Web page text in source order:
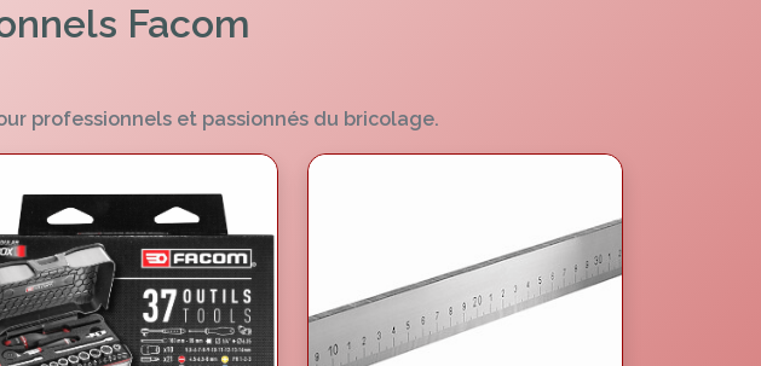
Facom
professionnels et passionnés du bricolage.